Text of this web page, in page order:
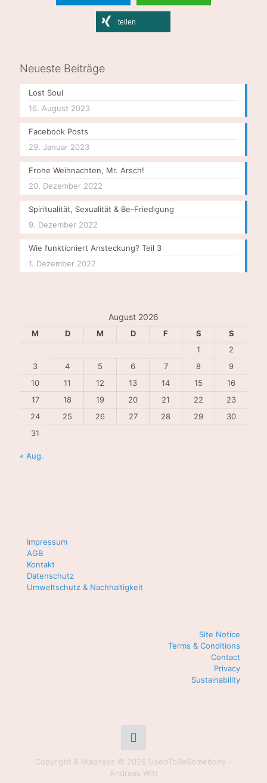
teilen
Neueste Beiträge
Lost Soul
16. August 2023
Facebook Posts
29. Januar 2023
Frohe Weihnachten, Mr. Arsch!
20. Dezember 2022
Spiritualität, Sexualität & Be-Friedigung
9. Dezember 2022
Wie funktioniert Ansteckung? Teil 3
1. Dezember 2022
August 2026
M D M D F S
S
1
2
3
4 5 6 7 8
9
10
11 12 13 14 15
16
17
18 19 20 21 22
23
24
25 26 27 28 29
30
31
« Aug.
Impressum
AGB
Kontakt
Datenschutz
Umweltschutz & Nachhaltigkeit
Site Notice
Terms & Conditions
Contact
Privacy
Sustainability
Copyright & Madness © 2026 UsedToBeSomebody -
Andreas Witt